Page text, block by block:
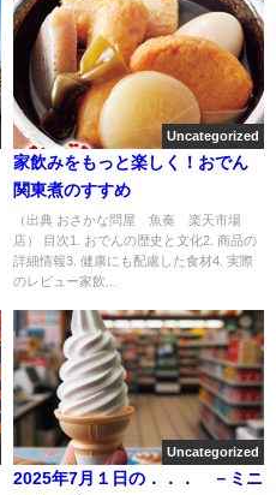
Uncategorized
家飲みをもっと楽しく！おでん
関東煮のすすめ
（出典 おさかな問屋 魚奏 楽天市場
店） 目次1. おでんの歴史と文化2. 商品の
詳細情報3. 健康にも配慮した食材4. 実際
のレビュー家飲...
Uncategorized
2025年7月１日の．．． －ミニ